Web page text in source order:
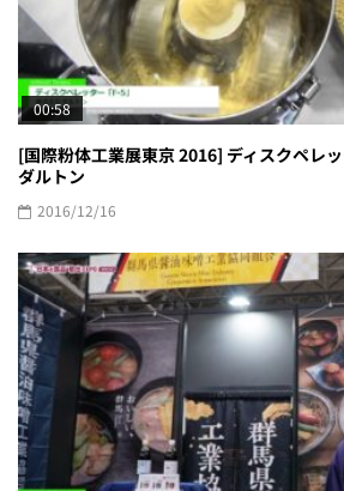
00:58
[国際粉体工業展東京 2016] ディスクペレ
ダルトン
2016/12/16